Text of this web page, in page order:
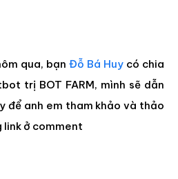
qua, bạn Đỗ Bá Huy có chia
trị BOT FARM, mình sẽ dẫn
để anh em tham khảo và thảo
link ở comment